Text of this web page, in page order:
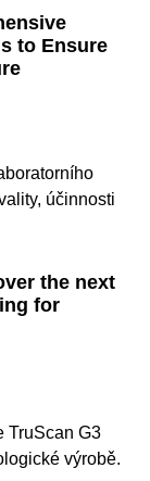
to Ensure
účinnosti
the next
for
TruScan G3
výrobě.